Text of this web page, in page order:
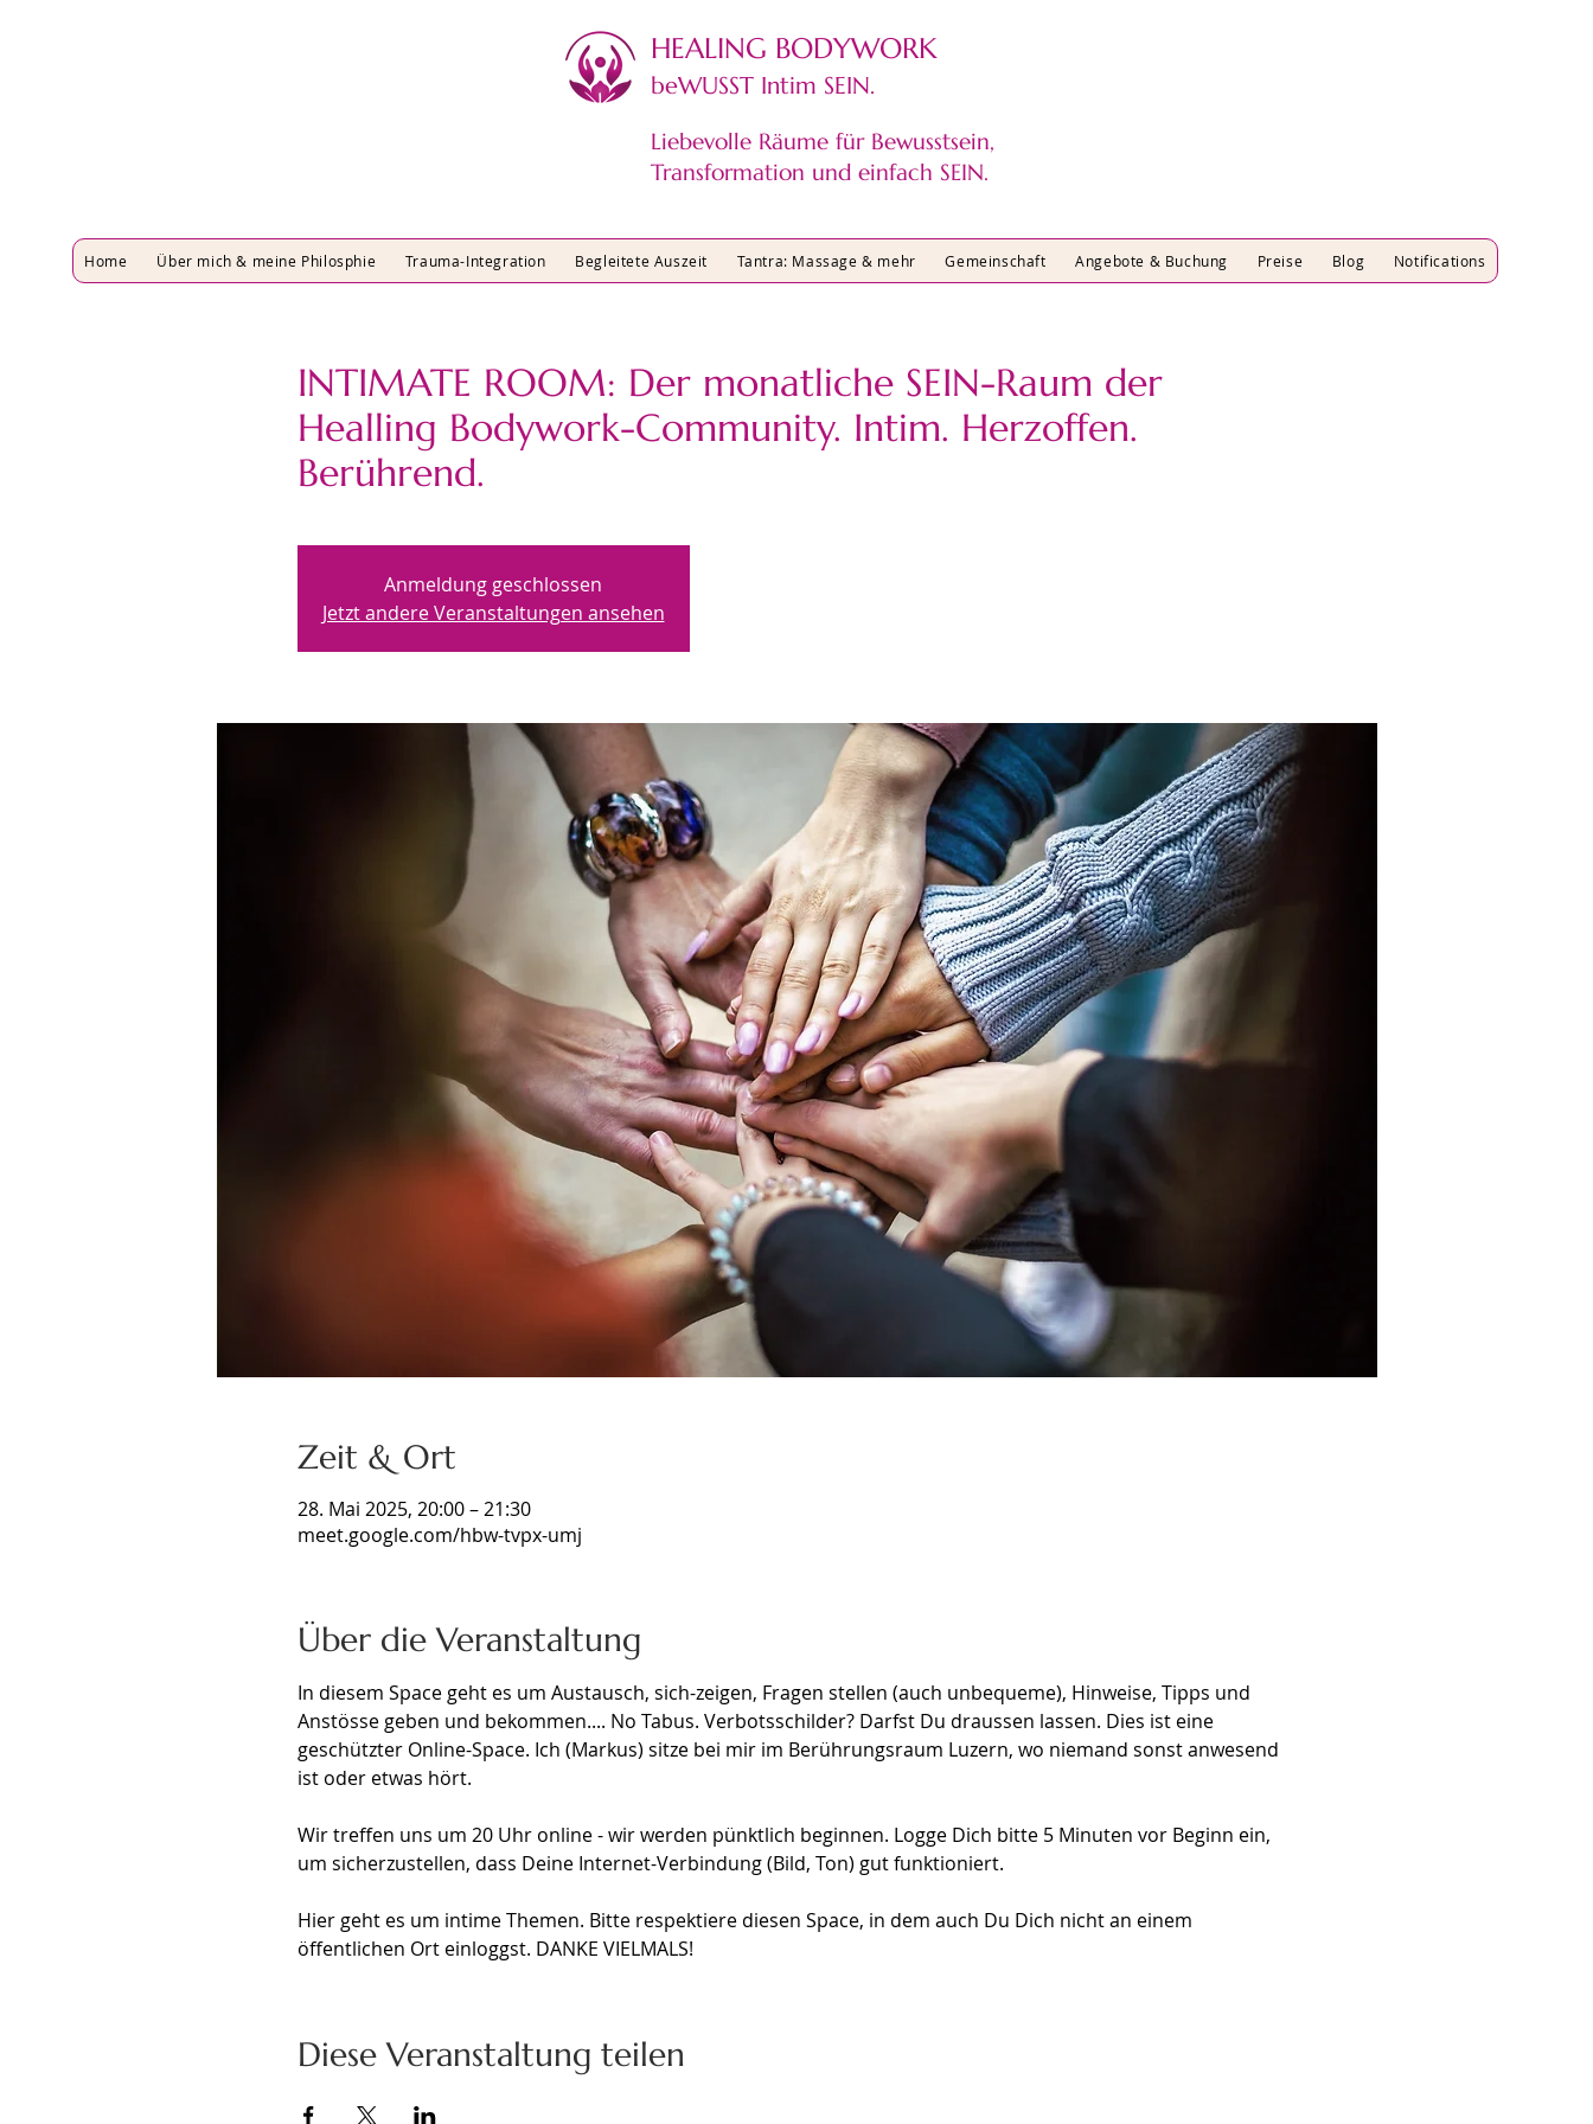
HEALING BODYWORK​
beWUSST Intim SEIN.
Liebevolle Räume für Bewusstsein,
Transformation und einfach SEIN.
Home Über mich & meine Philosphie Trauma-Integration Begleitete Auszeit Tantra: Massage & mehr Gemeinschaft Angebote & Buchung Preise Blog Notifications
INTIMATE ROOM: Der monatliche SEIN-Raum der
Healling Bodywork-Community. Intim. Herzoffen.
Berührend.
Anmeldung geschlossen
Jetzt andere Veranstaltungen ansehen
Zeit & Ort
28. Mai 2025, 20:00 – 21:30
meet.google.com/hbw-tvpx-umj
Über die Veranstaltung
In diesem Space geht es um Austausch, sich-zeigen, Fragen stellen (auch unbequeme), Hinweise, Tipps und
Anstösse geben und bekommen.... No Tabus. Verbotsschilder? Darfst Du draussen lassen. Dies ist eine
geschützter Online-Space. Ich (Markus) sitze bei mir im Berührungsraum Luzern, wo niemand sonst anwesend
ist oder etwas hört.
Wir treffen uns um 20 Uhr online - wir werden pünktlich beginnen. Logge Dich bitte 5 Minuten vor Beginn ein,
um sicherzustellen, dass Deine Internet-Verbindung (Bild, Ton) gut funktioniert.
Hier geht es um intime Themen. Bitte respektiere diesen Space, in dem auch Du Dich nicht an einem
öffentlichen Ort einloggst. DANKE VIELMALS!
Diese Veranstaltung teilen